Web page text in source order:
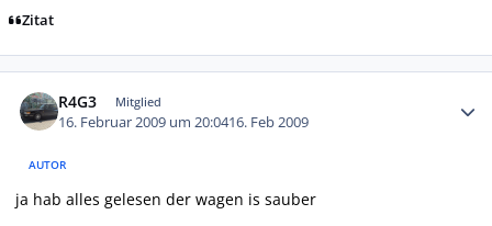
Zitat
R4G3 Mitglied
16. Februar 2009 um 20:0416. Feb 2009
AUTOR
ja hab alles gelesen der wagen is sauber